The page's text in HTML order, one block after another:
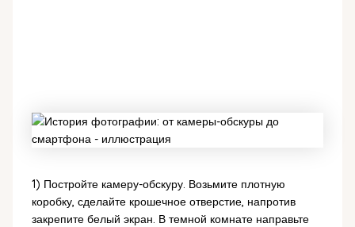
1) Постройте камеру-обскуру. Возьмите плотную
коробку, сделайте крошечное отверстие, напротив
закрепите белый экран. В темной комнате направьте